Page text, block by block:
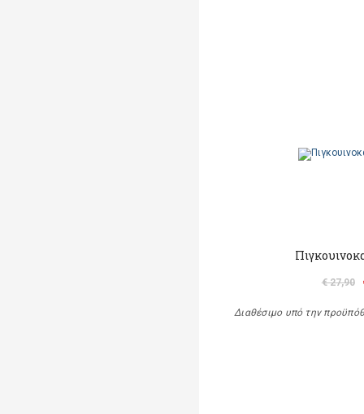
€ 27,90
Διαθέσιμο υπό την